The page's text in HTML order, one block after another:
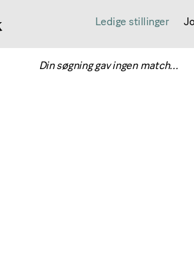
Ledige stillinger
Din søgning gav ingen match...